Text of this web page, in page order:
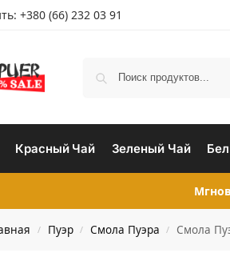
+380 (66) 232 03 91
Красный Чай Зеленый Чай
/ Пуэр / Смола Пуэра / Смола